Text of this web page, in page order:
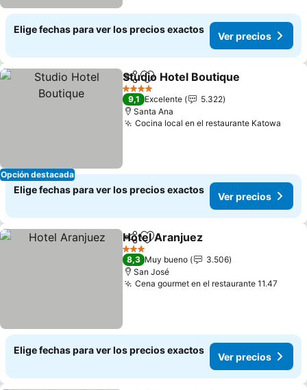
Elige fechas para ver los precios exactos
Ver precios
Opción destacada
CompartirAgregar a favoritos
Studio Hotel Boutique
4 Estrellas
9,1 Excelente
5.322
Santa Ana
Cocina local en el restaurante Katowa
Elige fechas para ver los precios exactos
Ver precios
CompartirAgregar a favoritos
Hotel Aranjuez
3 Estrellas
8,3 Muy bueno
3.506
San José
Cena gourmet en el restaurante 11.47
Elige fechas para ver los precios exactos
Ver precios